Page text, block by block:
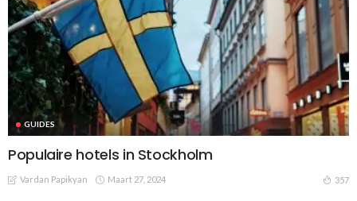
GUIDES
Populaire hotels in Stockholm
Vardan Papikyan Maart 27, 2024 357